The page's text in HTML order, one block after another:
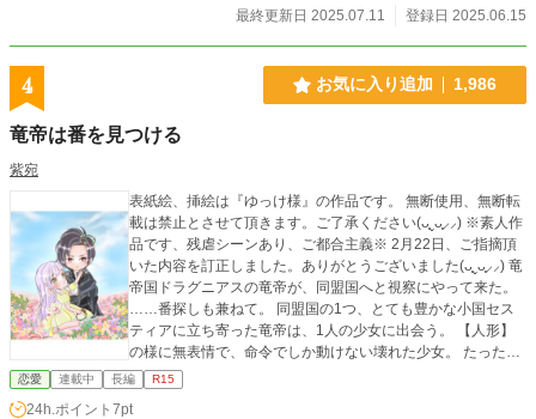
最終更新日 2025.07.11
登録日 2025.06.15
4 お気に入り追加 1,986
竜帝は番を見つける
紫宛
表紙絵、挿絵は『ゆっけ様』の作品です。 無断使用、無断転
載は禁止とさせて頂きます。ご了承ください(ᴗ͈ˬᴗ͈⸝⸝) ※素人作
品です、残虐シーンあり、ご都合主義※ 2月22日、ご指摘頂
いた内容を訂正しました。ありがとうございました(ᴗ͈ˬᴗ͈⸝⸝) 竜
帝国ドラグニアスの竜帝が、同盟国へと視察にやって来た。
……番探しも兼ねて。 同盟国の1つ、とても豊かな小国セス
ティアに立ち寄った竜帝は、1人の少女に出会う。 【人形】
の様に無表情で、命令でしか動けない壊れた少女。 たった1
人の番に出会った時、竜帝は……？
恋愛 連載中 長編 R15
24h.ポイント 7pt